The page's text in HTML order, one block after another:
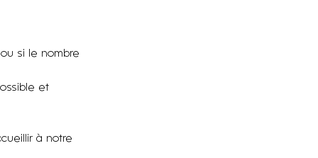
si le nombre
et
à notre